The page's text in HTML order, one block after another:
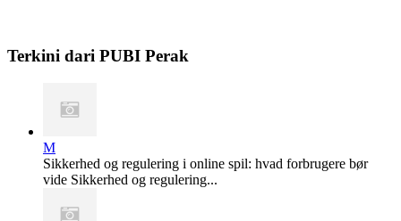
Terkini dari PUBI Perak
M
Sikkerhed og regulering i online spil: hvad forbrugere bør
vide Sikkerhed og regulering...